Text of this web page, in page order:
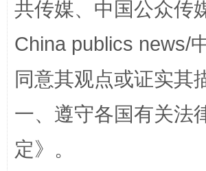
解纷+调解+退费，一次搞定
共传媒、中国公众传
China publics news/
同意其观点或证实其
一、遵守各国有关法
定》。